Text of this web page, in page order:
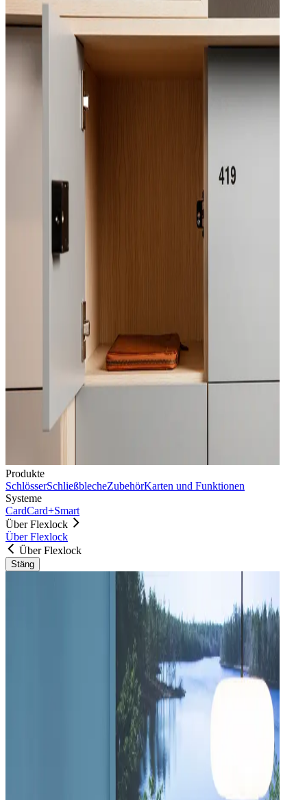
Produkte
SchlösserSchließblecheZubehörKarten und Funktionen
Systeme
CardCard+Smart
Über Flexlock
Über Flexlock
Über Flexlock
Stäng